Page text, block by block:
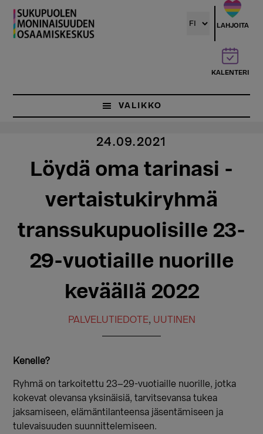
Hyppää
pääsisältöön
LAHJOITA
KALENTERI
VALIKKO
24.09.2021
Löydä oma tarinasi -
vertaistukiryhmä
transsukupuolisille 23-
29-vuotiaille nuorille
keväällä 2022
PALVELUTIEDOTE, UUTINEN
Kenelle?
Ryhmä on tarkoitettu 23–29-vuotiaille nuorille, jotka
kokevat olevansa yksinäisiä, tarvitsevansa tukea
jaksamiseen, elämäntilanteensa jäsentämiseen ja
tulevaisuuden suunnittelemiseen.